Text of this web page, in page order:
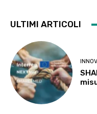
ULTIMI ARTICOLI